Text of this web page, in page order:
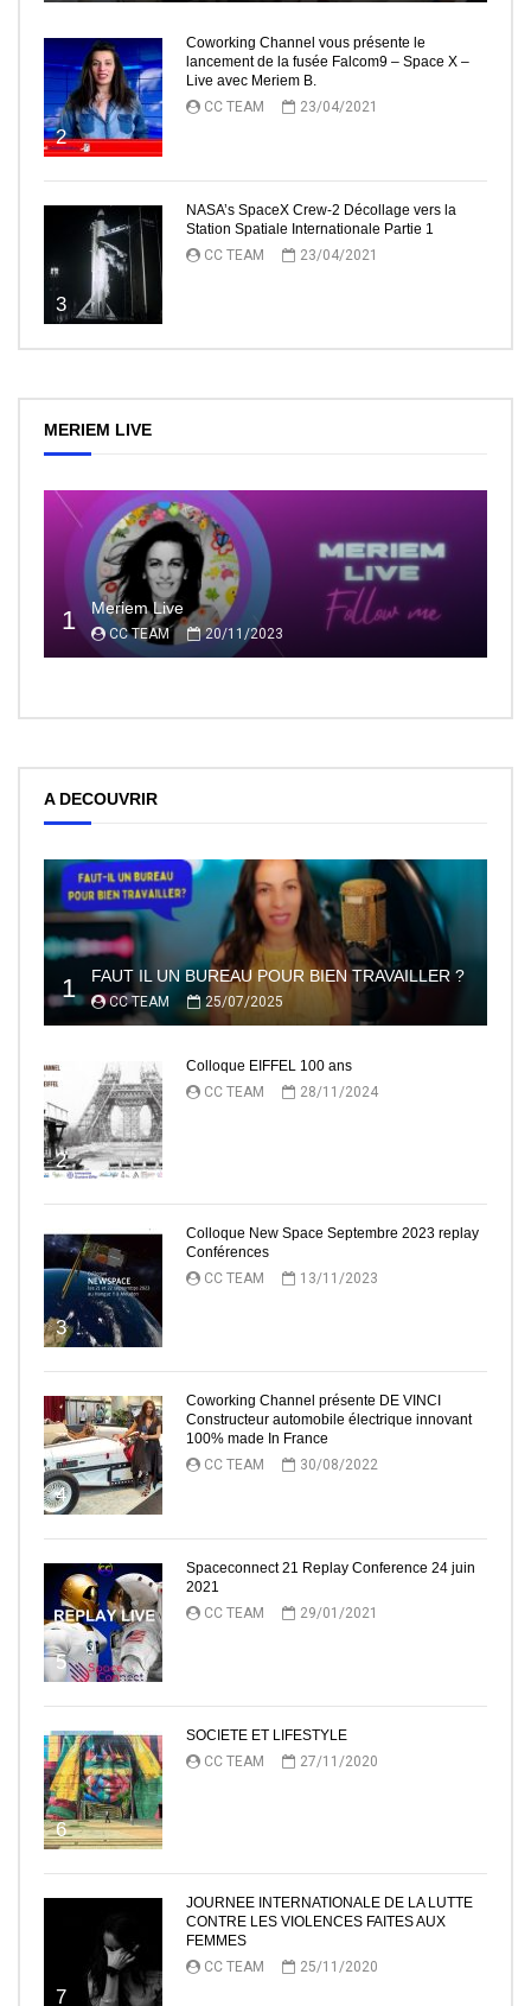
2
Coworking Channel vous présente le
lancement de la fusée Falcom9 – Space X –
Live avec Meriem B.
CC TEAM
23/04/2021
3
NASA’s SpaceX Crew-2 Décollage vers la
Station Spatiale Internationale Partie 1
CC TEAM
23/04/2021
MERIEM LIVE
1 Meriem Live
CC TEAM 20/11/2023
A DECOUVRIR
1 FAUT IL UN BUREAU POUR BIEN TRAVAILLER ?
CC TEAM 25/07/2025
2
Colloque EIFFEL 100 ans
CC TEAM
28/11/2024
3
Colloque New Space Septembre 2023 replay
Conférences
CC TEAM
13/11/2023
4
Coworking Channel présente DE VINCI
Constructeur automobile électrique innovant
100% made In France
CC TEAM
30/08/2022
5
Spaceconnect 21 Replay Conference 24 juin
2021
CC TEAM
29/01/2021
6
SOCIETE ET LIFESTYLE
CC TEAM
27/11/2020
7
JOURNEE INTERNATIONALE DE LA LUTTE
CONTRE LES VIOLENCES FAITES AUX
FEMMES
CC TEAM
25/11/2020